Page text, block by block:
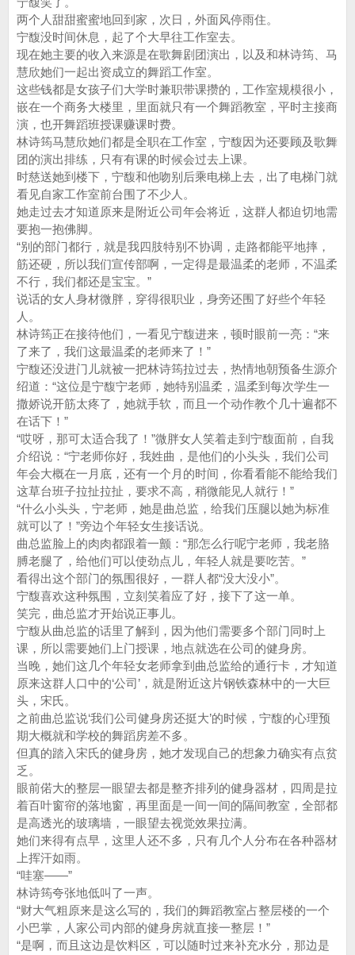
两个人甜甜蜜蜜地回到家，次日，外面风停雨住。
宁馥没时间休息，起了个大早往工作室去。
现在她主要的收入来源是在歌舞剧团演出，以及和林诗筠、马
慧欣她们一起出资成立的舞蹈工作室。
这些钱都是女孩子们大学时兼职带课攒的，工作室规模很小，
嵌在一个商务大楼里，里面就只有一个舞蹈教室，平时主接商
演，也开舞蹈班授课赚课时费。
林诗筠马慧欣她们都是全职在工作室，宁馥因为还要顾及歌舞
团的演出排练，只有有课的时候会过去上课。
时慈送她到楼下，宁馥和他吻别后乘电梯上去，出了电梯门就
看见自家工作室前台围了不少人。
她走过去才知道原来是附近公司年会将近，这群人都迫切地需
要抱一抱佛脚。
“别的部门都行，就是我四肢特别不协调，走路都能平地摔，
筋还硬，所以我们宣传部啊，一定得是最温柔的老师，不温柔
不行，我们都还是宝宝。”
说话的女人身材微胖，穿得很职业，身旁还围了好些个年轻
人。
林诗筠正在接待他们，一看见宁馥进来，顿时眼前一亮：“来
了来了，我们这最温柔的老师来了！”
宁馥还没进门儿就被一把林诗筠拉过去，热情地朝预备生源介
绍道：“这位是宁馥宁老师，她特别温柔，温柔到每次学生一
撒娇说开筋太疼了，她就手软，而且一个动作教个几十遍都不
在话下！”
“哎呀，那可太适合我了！”微胖女人笑着走到宁馥面前，自我
介绍说：“宁老师你好，我姓曲，是他们的小头头，我们公司
年会大概在一月底，还有一个月的时间，你看看能不能给我们
这草台班子拉扯拉扯，要求不高，稍微能见人就行！”
“什么小头头，宁老师，她是曲总监，给我们压腿以她为标准
就可以了！”旁边个年轻女生接话说。
曲总监脸上的肉肉都跟着一颤：“那怎么行呢宁老师，我老胳
膊老腿了，给他们可以使劲点儿，年轻人就是要吃苦。”
看得出这个部门的氛围很好，一群人都“没大没小”。
宁馥喜欢这种氛围，立刻笑着应了好，接下了这一单。
笑完，曲总监才开始说正事儿。
宁馥从曲总监的话里了解到，因为他们需要多个部门同时上
课，所以需要她们上门授课，地点就选在公司的健身房。
当晚，她们这几个年轻女老师拿到曲总监给的通行卡，才知道
原来这群人口中的‘公司’，就是附近这片钢铁森林中的一大巨
头，宋氏。
之前曲总监说‘我们公司健身房还挺大’的时候，宁馥的心理预
期大概就和学校的舞蹈房差不多。
但真的踏入宋氏的健身房，她才发现自己的想象力确实有点贫
乏。
眼前偌大的整层一眼望去都是整齐排列的健身器材，四周是拉
着百叶窗帘的落地窗，再里面是一间一间的隔间教室，全部都
是高透光的玻璃墙，一眼望去视觉效果拉满。
她们来得有点早，这里人还不多，只有几个人分布在各种器材
上挥汗如雨。
“哇塞——”
林诗筠夸张地低叫了一声。
“财大气粗原来是这么写的，我们的舞蹈教室占整层楼的一个
小巴掌，人家公司内部的健身房就直接一整层！”
“是啊，而且这边是饮料区，可以随时过来补充水分，那边是